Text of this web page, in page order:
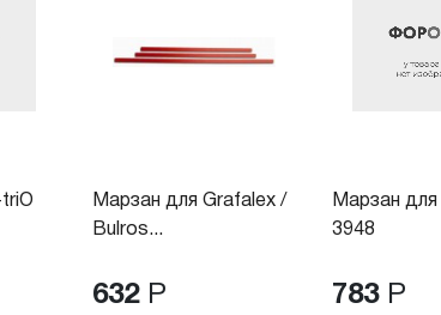
Марзан для Grafalex /
Bulros...
632 Р
Марзан
3948
783 Р